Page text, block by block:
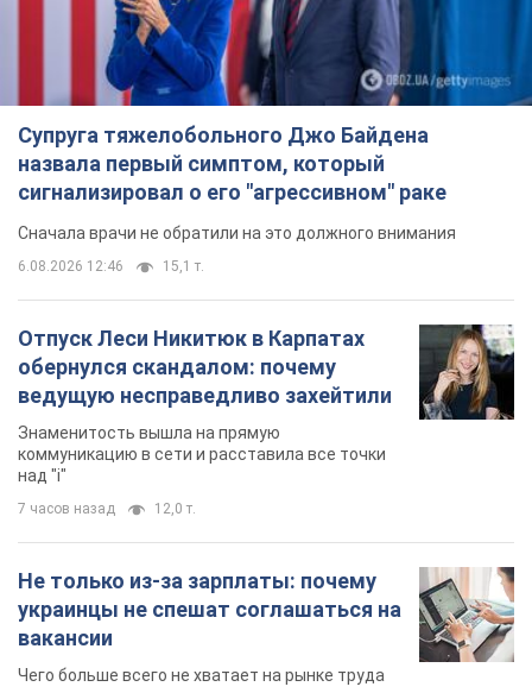
Супруга тяжелобольного Джо Байдена
назвала первый симптом, который
сигнализировал о его "агрессивном" раке
Сначала врачи не обратили на это должного внимания
6.08.2026 12:46 15,1 т.
Отпуск Леси Никитюк в Карпатах
обернулся скандалом: почему
ведущую несправедливо захейтили
Знаменитость вышла на прямую
коммуникацию в сети и расставила все точки
над "i"
7 часов назад 12,0 т.
Не только из-за зарплаты: почему
украинцы не спешат соглашаться на
вакансии
Чего больше всего не хватает на рынке труда